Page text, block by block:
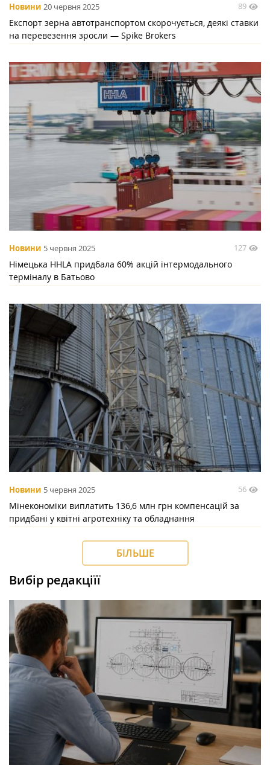
Новини 20 червня 2025 89
Експорт зерна автотранспортом скорочується, деякі ставки
на перевезення зросли — Spike Brokers
Новини 5 червня 2025 127
Німецька HHLA придбала 60% акцій інтермодального
терміналу в Батьово
Новини 5 червня 2025 56
Мінекономіки виплатить 136,6 млн грн компенсацій за
придбані у квітні агротехніку та обладнання
БІЛЬШЕ
Вибір редакціїї